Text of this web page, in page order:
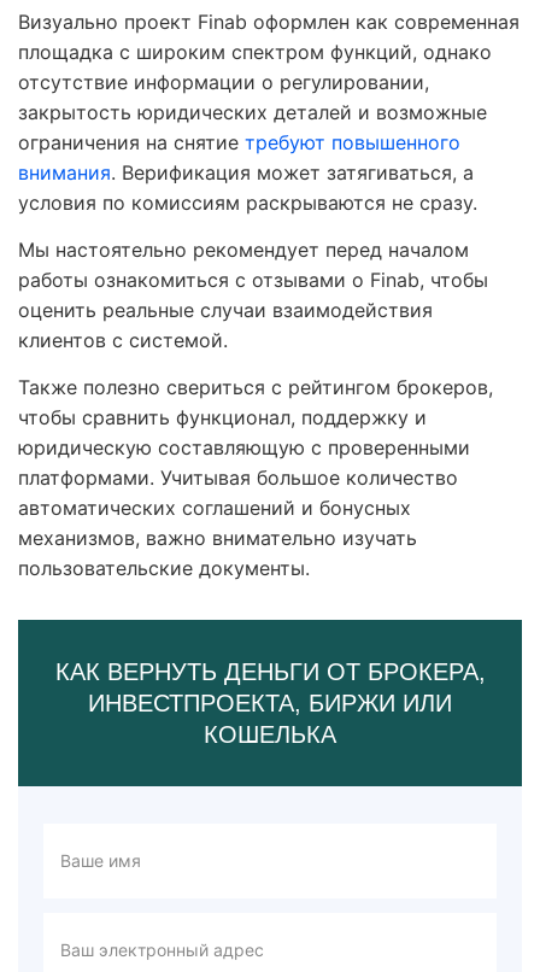
Визуально проект Finab оформлен как современная
площадка с широким спектром функций, однако
отсутствие информации о регулировании,
закрытость юридических деталей и возможные
ограничения на снятие требуют повышенного
внимания. Верификация может затягиваться, а
условия по комиссиям раскрываются не сразу.
Мы настоятельно рекомендует перед началом
работы ознакомиться с отзывами о Finab, чтобы
оценить реальные случаи взаимодействия
клиентов с системой.
Также полезно свериться с рейтингом брокеров,
чтобы сравнить функционал, поддержку и
юридическую составляющую с проверенными
платформами. Учитывая большое количество
автоматических соглашений и бонусных
механизмов, важно внимательно изучать
пользовательские документы.
КАК ВЕРНУТЬ ДЕНЬГИ ОТ БРОКЕРА,
ИНВЕСТПРОЕКТА, БИРЖИ ИЛИ
КОШЕЛЬКА